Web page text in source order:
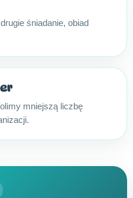
śniadanie, obiad
mniejszą liczbę